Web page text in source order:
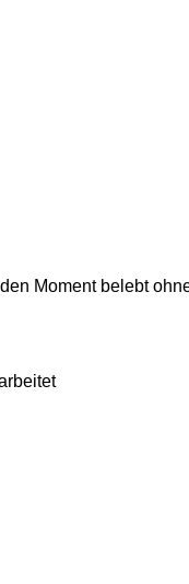
Moment belebt